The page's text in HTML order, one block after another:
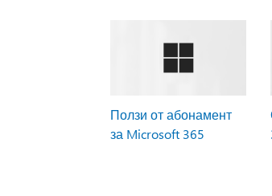
Ползи от абонамент
за Microsoft 365